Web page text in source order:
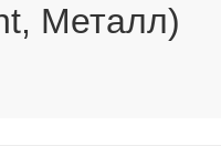
Металл)